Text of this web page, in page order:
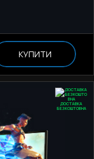
КУПИТИ
ДОСТАВКА
БЕЗКОШТОВНА